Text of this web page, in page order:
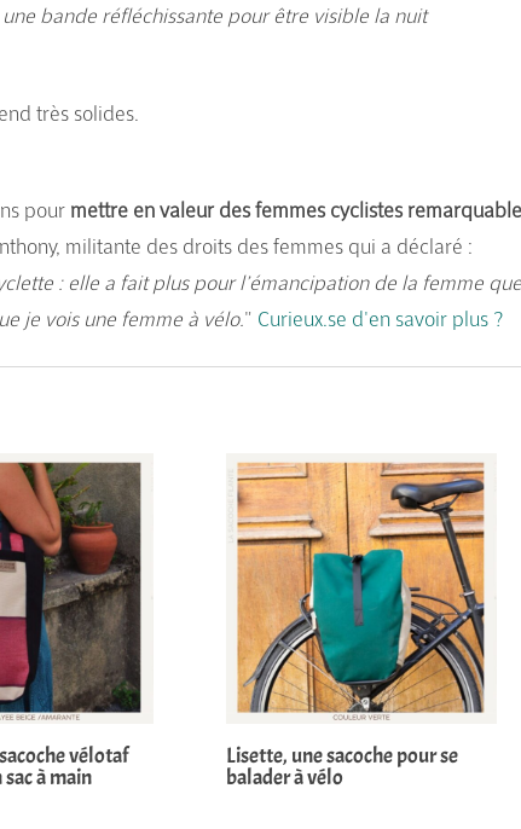
bande réfléchissante pour être visible la nuit
très solides.
pour mettre en valeur des femmes cyclistes
militante des droits des femmes qui a déclaré :
: elle a fait plus pour l’émancipation de la femme
je vois une femme à vélo." Curieux.se d'en savoir plus ?
vélotaf
à main
Lisette, une sacoche pour se
balader à vélo